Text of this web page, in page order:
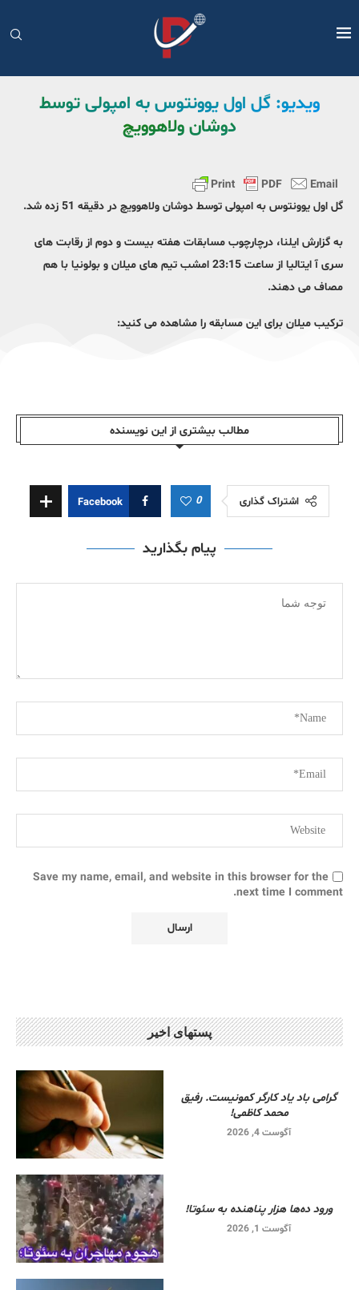
ویدیو: گل اول یوونتوس به امپولی توسط
دوشان ولاهوویچ
گل اول یوونتوس به امپولی توسط دوشان ولاهوویچ در دقیقه 51 زده شد.
به گزارش ایلنا، درچارچوب مسابقات هفته بیست و دوم از رقابت های
سری آ ایتالیا از ساعت 23:15 امشب تیم های میلان و بولونیا با هم
مصاف می دهند.
ترکیب میلان برای این مسابقه را مشاهده می کنید:
مطالب بیشتری از این نویسندە
اشتراک گذاری 0
Facebook
پیام بگذارید
Save my name, email, and website in this browser for the
next time I comment.
پستهای اخیر
گرامی باد یاد کارگر کمونیست. رفیق
محمد کاظمی!
آگوست 4, 2026
ورود ده‌ها هزار پناهنده به سئوتا!
آگوست 1, 2026